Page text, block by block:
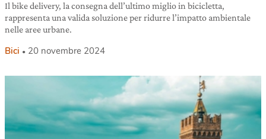
Il bike delivery, la consegna dell’ultimo miglio in bicicletta,
rappresenta una valida soluzione per ridurre l’impatto ambientale
nelle aree urbane.
Bici 20 novembre 2024